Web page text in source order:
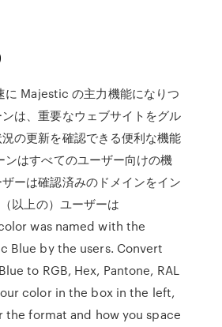
に Majestic の主力機能になりつ
は、重要なウェブサイトをグル
の更新を確認できる便利な機能
ンはすべてのユーザー向けの機
ーは確認済みのドメインをイン
以上の）ユーザーは
was named with the
Blue by the users. Convert
to RGB, Hex, Pantone, RAL
color in the box in the left,
format and how you space